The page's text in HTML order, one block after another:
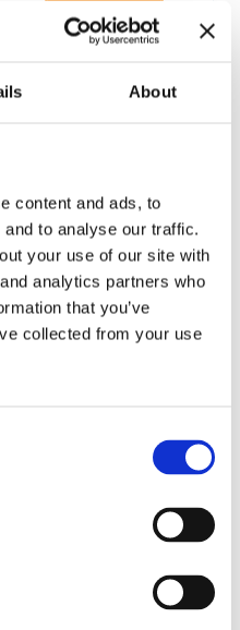
About
content and ads, to
to analyse our traffic.
your use of our site with
analytics partners who
that you’ve
collected from your use
can affect commercial